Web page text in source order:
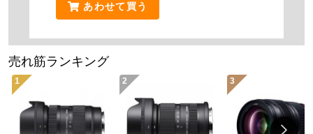
あわせて買う
売れ筋ランキング
1 2 3